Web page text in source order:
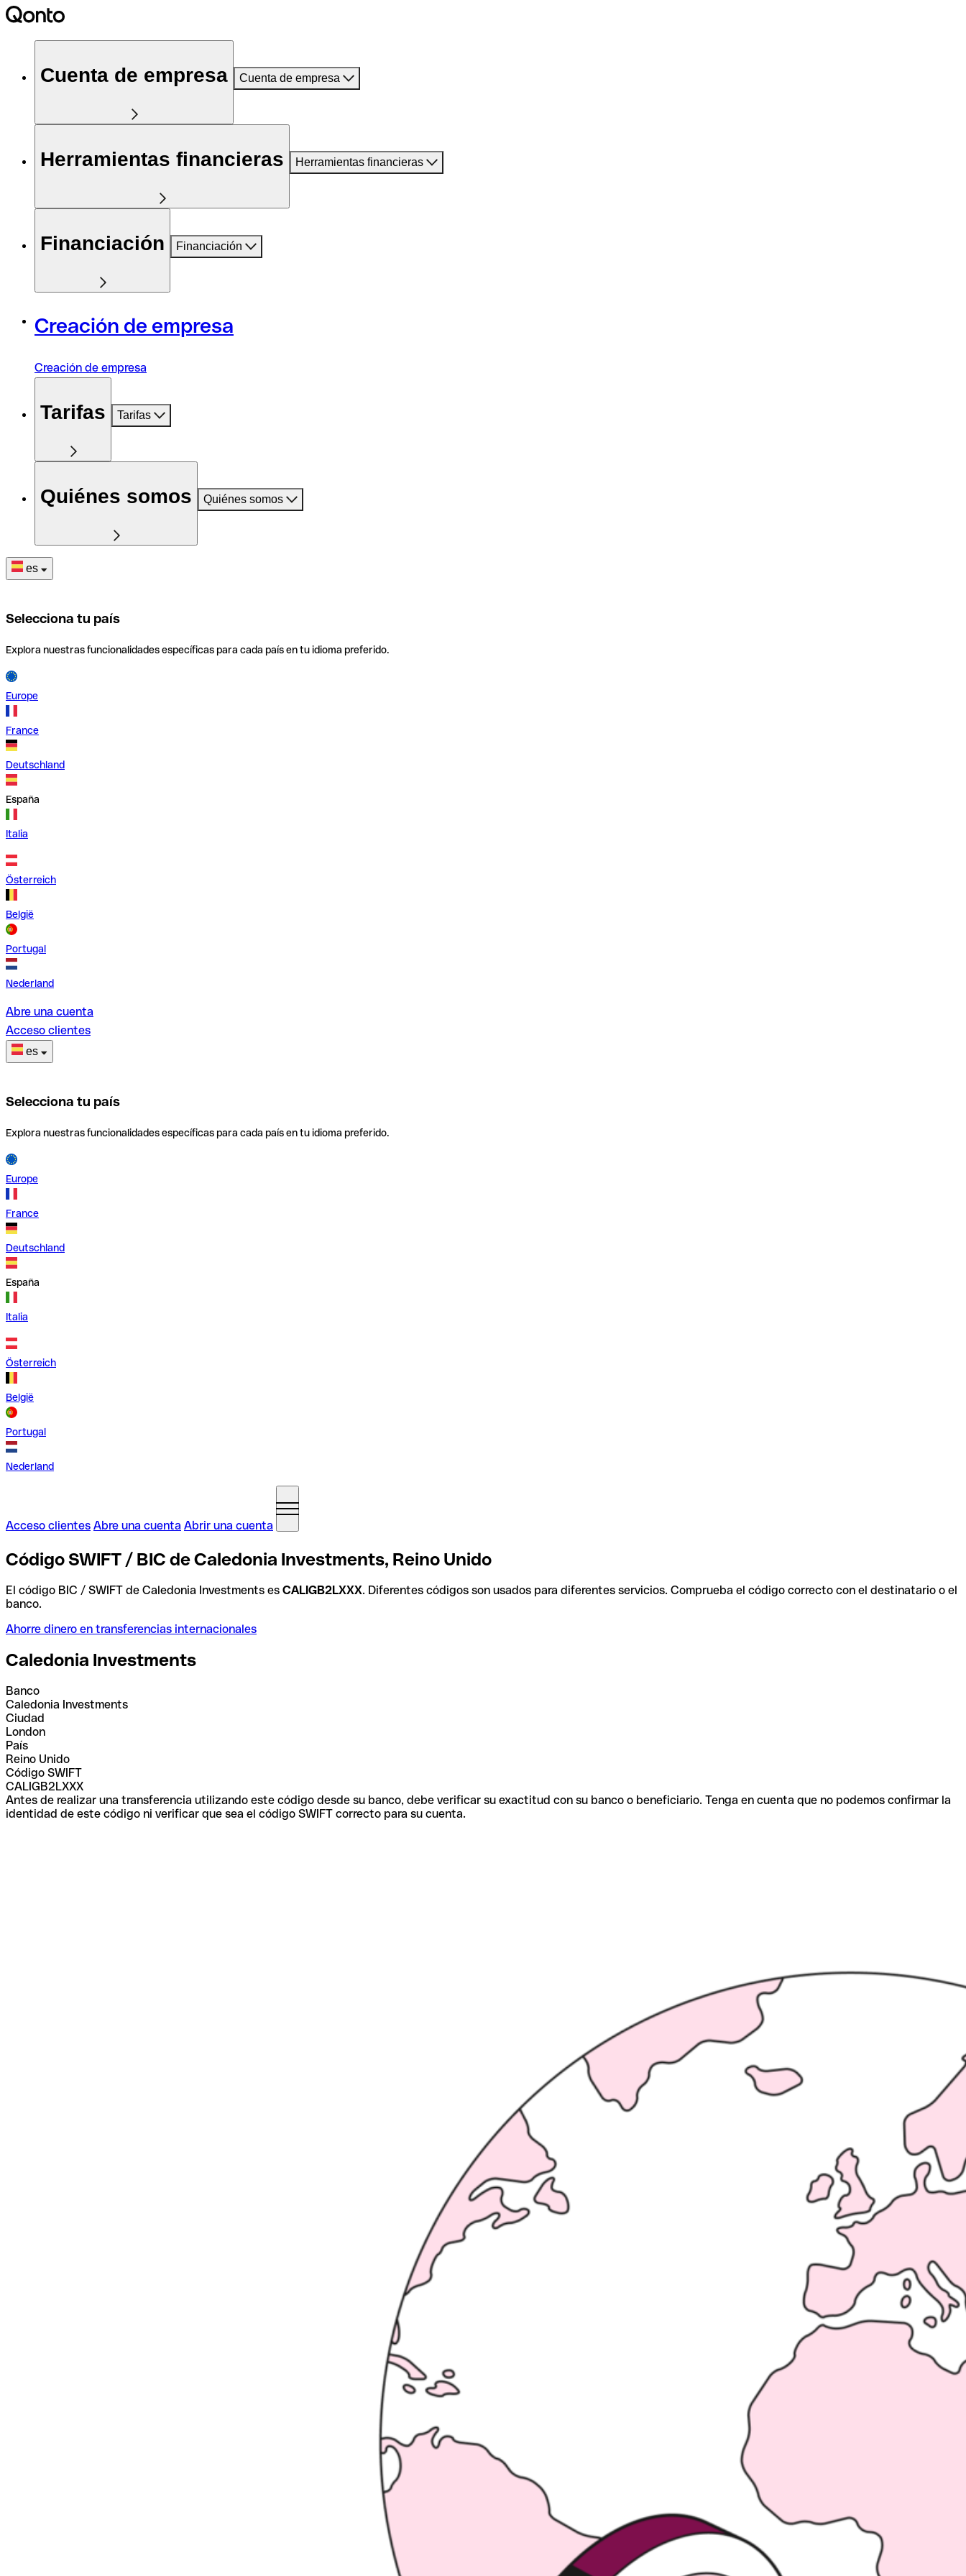
Cuenta de empresa Cuenta de empresa
Herramientas financieras Herramientas financieras
Financiación Financiación
Creación de empresa
Creación de empresa
Tarifas Tarifas
Quiénes somos Quiénes somos
es
Selecciona tu país
Explora nuestras funcionalidades específicas para cada país en tu idioma preferido.
Europe
France
Deutschland
España
Italia
Österreich
België
Portugal
Nederland
Abre una cuenta
Acceso clientes
es
Selecciona tu país
Explora nuestras funcionalidades específicas para cada país en tu idioma preferido.
Europe
France
Deutschland
España
Italia
Österreich
België
Portugal
Nederland
Acceso clientes Abre una cuenta Abrir una cuenta
Código SWIFT / BIC de Caledonia Investments, Reino Unido
El código BIC / SWIFT de Caledonia Investments es CALIGB2LXXX. Diferentes códigos son usados para diferentes servicios. Comprueba el código correcto con el destinatario o el
banco.
Ahorre dinero en transferencias internacionales
Caledonia Investments
Banco
Caledonia Investments
Ciudad
London
País
Reino Unido
Código SWIFT
CALIGB2LXXX
Antes de realizar una transferencia utilizando este código desde su banco, debe verificar su exactitud con su banco o beneficiario. Tenga en cuenta que no podemos confirmar la
identidad de este código ni verificar que sea el código SWIFT correcto para su cuenta.